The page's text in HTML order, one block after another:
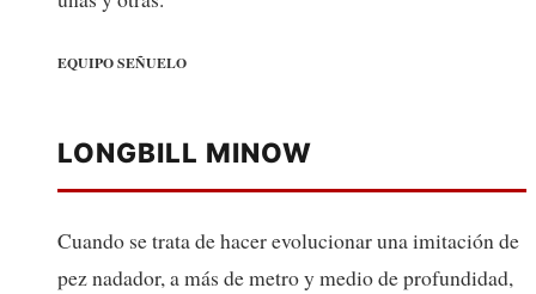
EQUIPO SEÑUELO
LONGBILL MINOW
Cuando se trata de hacer evolucionar una imitación de
pez nadador, a más de metro y medio de profundidad,